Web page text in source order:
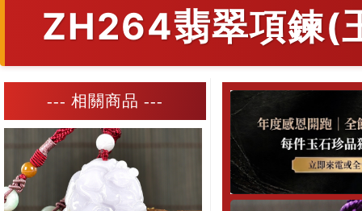
ZH264翡翠項鍊(
--- 相關商品 ---